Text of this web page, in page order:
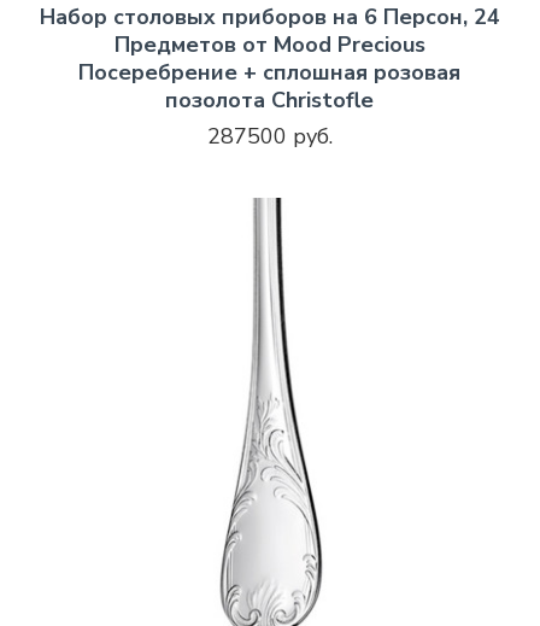
Набор столовых приборов на 6 Персон, 24
Предметов от Mood Precious
Посеребрение + сплошная розовая
позолота Christofle
287500 руб.